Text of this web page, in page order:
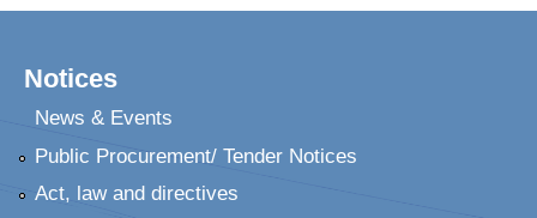
Notices
News & Events
Public Procurement/ Tender Notices
Act, law and directives